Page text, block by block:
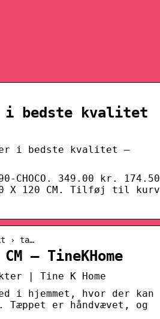
i bedste kvalitet
i bedste kvalitet –
CHOCO. 349.00 kr. 174.50
X 120 CM. Tilføj til kurv
› ta…
– TineKHome
| Tine K Home
i hjemmet, hvor der kan
er håndvævet, og